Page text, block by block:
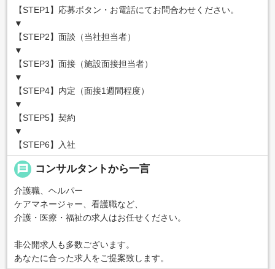
【STEP1】応募ボタン・お電話にてお問合わせください。
▼
【STEP2】面談（当社担当者）
▼
【STEP3】面接（施設面接担当者）
▼
【STEP4】内定（面接1週間程度）
▼
【STEP5】契約
▼
【STEP6】入社
message コンサルタントから一言
介護職、ヘルパー
ケアマネージャー、看護職など、
介護・医療・福祉の求人はお任せください。
非公開求人も多数ございます。
あなたに合った求人をご提案致します。